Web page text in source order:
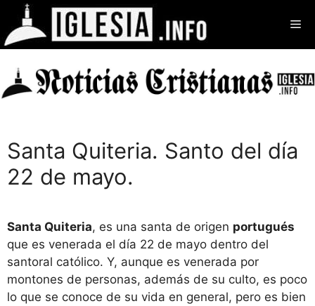
Saltar
contenido
Santa Quiteria. Santo del día
22 de mayo.
Santa Quiteria, es una santa de origen portugués
que es venerada el día 22 de mayo dentro del
santoral católico. Y, aunque es venerada por
montones de personas, además de su culto, es poco
lo que se conoce de su vida en general, pero es bien